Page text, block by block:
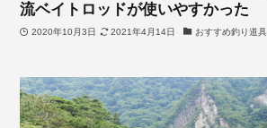
流ベイトロッドが使いやすかった
2020年10月3日 2021年4月14日 おすすめ釣り道具